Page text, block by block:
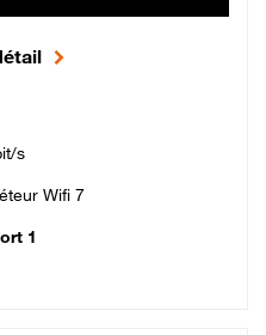
s
Wifi 7
1